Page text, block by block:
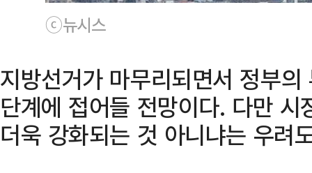
ⓒ뉴시스
지방선거가 마무리되면서 정부
단계에 접어들 전망이다. 다만
더욱 강화되는 것 아니냐는 우려